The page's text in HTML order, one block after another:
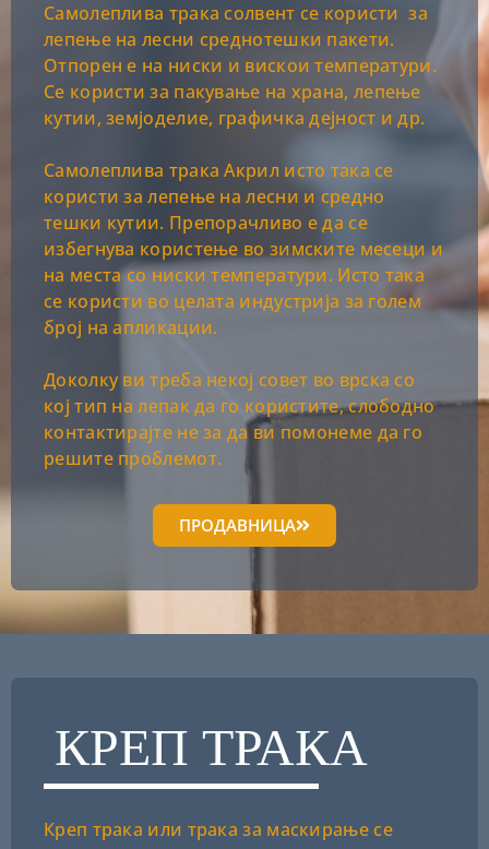
Самолеплива трака солвент се користи за
лепење на лесни среднотешки пакети.
Отпорен е на ниски и вискои температури.
Се користи за пакување на храна, лепење
кутии, земјоделие, графичка дејност и др.
Самолеплива трака Акрил исто така се
користи за лепење на лесни и средно
тешки кутии. Препорачливо е да се
избегнува користење во зимските месеци и
на места со ниски температури. Исто така
се користи во целата индустрија за голем
број на апликации.
Доколку ви треба некој совет во врска со
кој тип на лепак да го користите, слободно
контактирајте не за да ви помонеме да го
решите проблемот.
ПРОДАВНИЦА
КРЕП ТРАКА
Креп трака или трака за маскирање се